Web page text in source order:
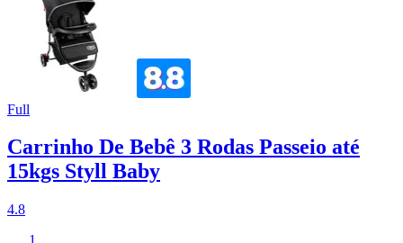
Full
Carrinho De Bebê 3 Rodas Passeio até
15kgs Styll Baby
4.8